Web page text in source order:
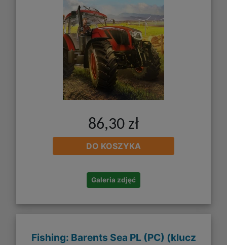
86,30 zł
DO KOSZYKA
Galeria zdjęć
Fishing: Barents Sea PL (PC) (klucz